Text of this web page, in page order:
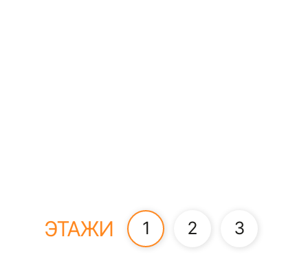
ЭТАЖИ 1 2 3